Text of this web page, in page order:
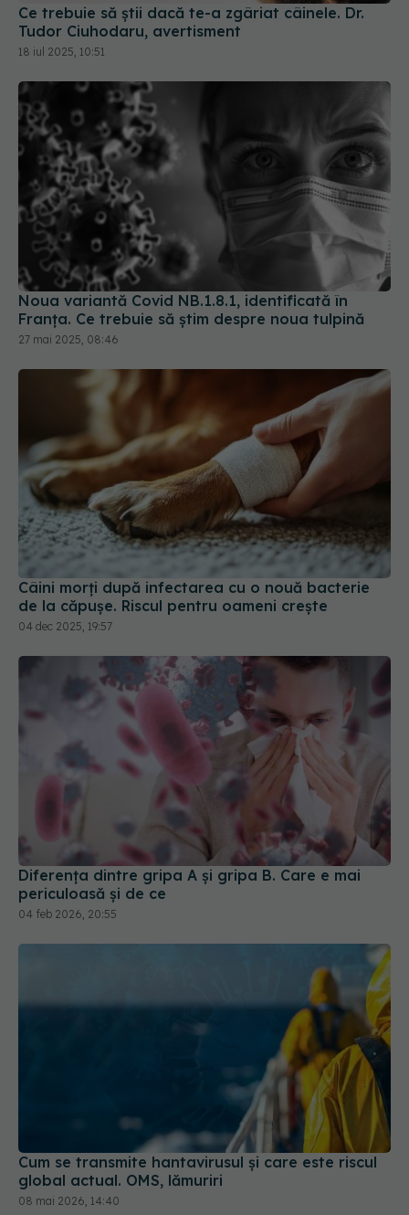
Ce trebuie să știi dacă te-a zgâriat câinele. Dr.
Tudor Ciuhodaru, avertisment
18 iul 2025, 10:51
Noua variantă Covid NB.1.8.1, identificată în
Franța. Ce trebuie să știm despre noua tulpină
27 mai 2025, 08:46
Câini morți după infectarea cu o nouă bacterie
de la căpușe. Riscul pentru oameni crește
04 dec 2025, 19:57
Diferența dintre gripa A și gripa B. Care e mai
periculoasă și de ce
04 feb 2026, 20:55
Cum se transmite hantavirusul și care este riscul
global actual. OMS, lămuriri
08 mai 2026, 14:40